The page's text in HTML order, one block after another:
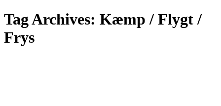
Tag Archives: Kæmp / Flygt /
Frys